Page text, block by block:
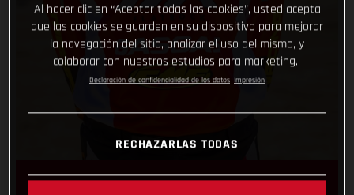
Al hacer clic en “Aceptar todas las cookies”, usted acepta
que las cookies se guarden en su dispositivo para mejorar
la navegación del sitio, analizar el uso del mismo, y
colaborar con nuestros estudios para marketing.
Declaración de confidencialidad de los datos Impresión
RECHAZARLAS TODAS